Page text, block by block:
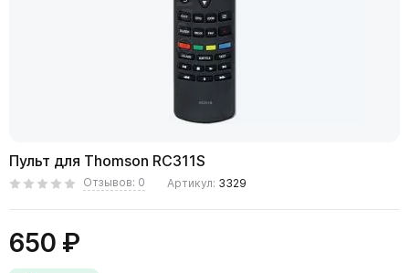
Пульт для Thomson RC311S
Отзывов: 0 Артикул: 3329
650 ₽